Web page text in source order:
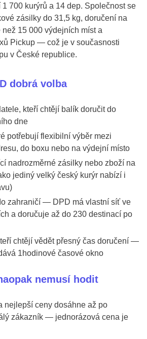
700 kurýrů a 14 dep. Společnost se
zásilky do 31,5 kg, doručení na
15 000 výdejních míst a
Pickup — což je v současnosti
v České republice.
dobrá volba
kteří chtějí balík doručit do
dne
potřebují flexibilní výběr mezi
do boxu nebo na výdejní místo
nadrozměrné zásilky nebo zboží na
jediný velký český kurýr nabízí i
zahraničí — DPD má vlastní síť ve
a doručuje až do 230 destinací po
chtějí vědět přesný čas doručení —
1hodinové časové okno
nemusí hodit
nejlepší ceny dosáhne až po
zákazník — jednorázová cena je